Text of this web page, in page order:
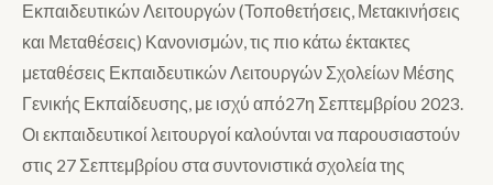
Εκπαιδευτικών Λειτουργών (Τοποθετήσεις, Μετακινήσεις
και Μεταθέσεις) Κανονισμών, τις πιο κάτω έκτακτες
μεταθέσεις Εκπαιδευτικών Λειτουργών Σχολείων Μέσης
Γενικής Εκπαίδευσης, με ισχύ από27η Σεπτεμβρίου 2023.
Οι εκπαιδευτικοί λειτουργοί καλούνται να παρουσιαστούν
στις 27 Σεπτεμβρίου στα συντονιστικά σχολεία της